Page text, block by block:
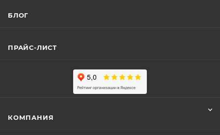
БЛОГ
ПРАЙС-ЛИСТ
КОМПАНИЯ